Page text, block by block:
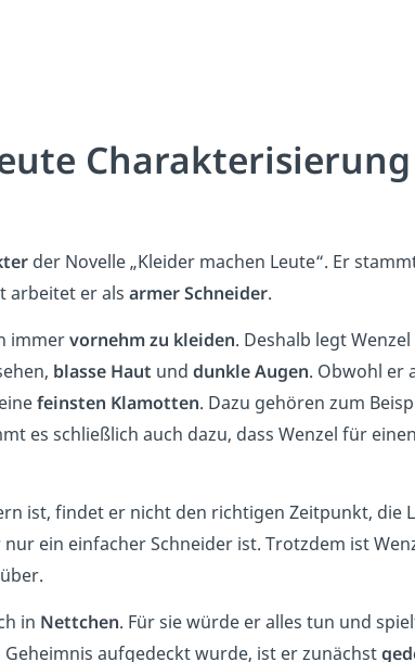
Charakterisierung
der Novelle „Kleider machen Leute“. Er
arbeitet er als armer Schneider.
immervornehm zu kleiden. Deshalb legt
blasse Haut und dunkle Augen. Obwohl er
feinsten Klamotten. Dazu gehören zum
es schließlich auch dazu, dass Wenzel für einen
ist, findet er nicht den richtigen Zeitpunkt, die
ein einfacher Schneider ist. Trotzdem ist
in Nettchen. Für sie würde er alles tun und
aufgedeckt wurde, ist er zunächst